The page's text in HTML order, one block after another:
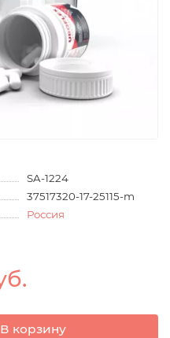
SA-1224
37517320-17-25115-m
Россия
В корзину